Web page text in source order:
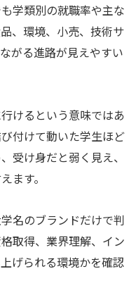
学類別の就職率や主な
、環境、小売、技術サ
がる進路が見えやすい
けるという意味ではあ
付けて動いた学生ほど
受け身だと弱く見え、
ます。
名のブランドだけで判
取得、業界理解、イン
げられる環境かを確認